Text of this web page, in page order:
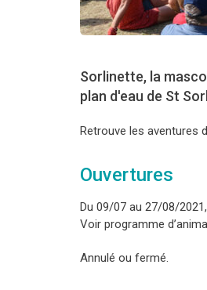
Sorlinette, la
plan d'eau de St
Retrouve les aventures
Ouvertures
Du 09/07 au 27/08/
Voir programme
Annulé ou fermé.